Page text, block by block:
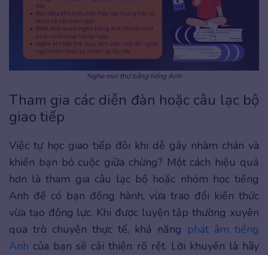
Nghe mọi thứ bằng tiếng Anh
Tham gia các diễn đàn hoặc câu lạc bộ
giao tiếp
Việc tự học giao tiếp đôi khi dễ gây nhàm chán và
khiến bạn bỏ cuộc giữa chừng? Một cách hiệu quả
hơn là tham gia câu lạc bộ hoặc nhóm học tiếng
Anh để có bạn đồng hành, vừa trao đổi kiến thức
vừa tạo động lực. Khi được luyện tập thường xuyên
qua trò chuyện thực tế, khả năng phát âm tiếng
Anh của bạn sẽ cải thiện rõ rệt. Lời khuyên là hãy